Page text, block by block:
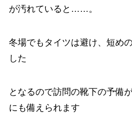
が汚れていると……。
冬場でもタイツは避け、短め
した
となるので訪問の靴下の予備
にも備えられます